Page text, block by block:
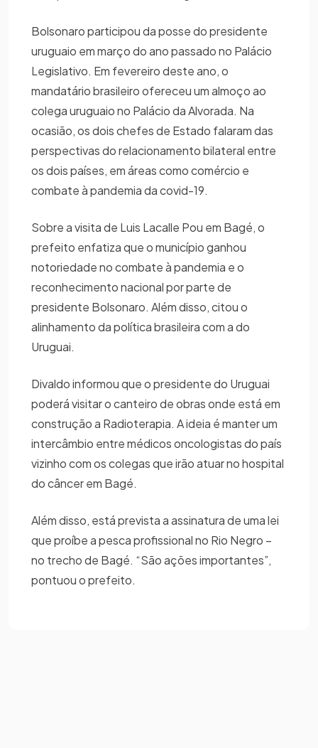
Bolsonaro participou da posse do presidente
uruguaio em março do ano passado no Palácio
Legislativo. Em fevereiro deste ano, o
mandatário brasileiro ofereceu um almoço ao
colega uruguaio no Palácio da Alvorada. Na
ocasião, os dois chefes de Estado falaram das
perspectivas do relacionamento bilateral entre
os dois países, em áreas como comércio e
combate à pandemia da covid-19.
Sobre a visita de Luis Lacalle Pou em Bagé, o
prefeito enfatiza que o município ganhou
notoriedade no combate à pandemia e o
reconhecimento nacional por parte de
presidente Bolsonaro. Além disso, citou o
alinhamento da política brasileira com a do
Uruguai.
Divaldo informou que o presidente do Uruguai
poderá visitar o canteiro de obras onde está em
construção a Radioterapia. A ideia é manter um
intercâmbio entre médicos oncologistas do país
vizinho com os colegas que irão atuar no hospital
do câncer em Bagé.
Além disso, está prevista a assinatura de uma lei
que proíbe a pesca profissional no Rio Negro –
no trecho de Bagé. “São ações importantes”,
pontuou o prefeito.